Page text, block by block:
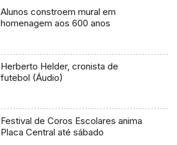
Alunos constroem mural em
homenagem aos 600 anos
Herberto Helder, cronista de
futebol (Áudio)
Festival de Coros Escolares anima
Placa Central até sábado